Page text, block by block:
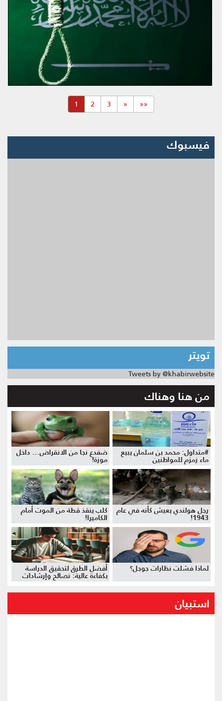
1 2 3 « ««
فيسبوك
تويتر
Tweets by @khabirwebsite
من هنا وهناك
#متداول: محمد بن سلمان يبيع
ماء زمزم للمواطنين
ضفدع نجا من الانقراض... داخل
موزة!
رجل هولندي يعيش كأنه في عام
1943!
كلب ينقذ قطة من الموت أمام
الكاميرا!
لماذا فشلت نظارات جوجل؟ أفضل الطرق لتحقيق الدراسة
بكفاءة عالية: نصائح وإرشادات
استبيان